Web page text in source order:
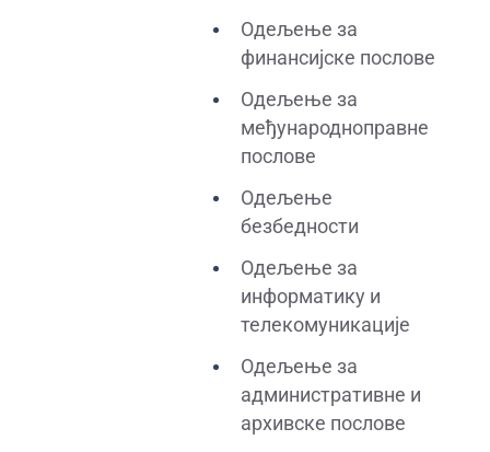
Одељење за
финансијске послове
Одељење за
међународноправне
послове
Одељење
безбедности
Одељење за
информатику и
телекомуникације
Одељење за
административне и
архивске послове